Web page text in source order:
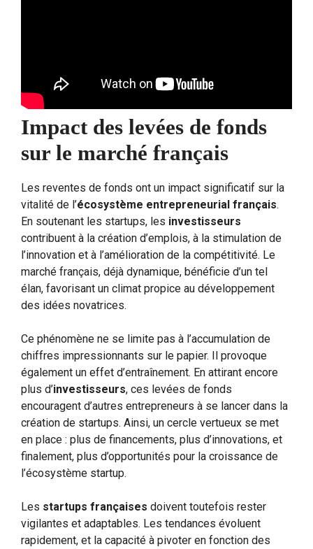
Impact des levées de fonds
sur le marché français
Les reventes de fonds ont un impact significatif sur la
vitalité de l’écosystème entrepreneurial français.
En soutenant les startups, les investisseurs
contribuent à la création d’emplois, à la stimulation de
l’innovation et à l’amélioration de la compétitivité. Le
marché français, déjà dynamique, bénéficie d’un tel
élan, favorisant un climat propice au développement
des idées novatrices.
Ce phénomène ne se limite pas à l’accumulation de
chiffres impressionnants sur le papier. Il provoque
également un effet d’entraînement. En attirant encore
plus d’investisseurs, ces levées de fonds
encouragent d’autres entrepreneurs à se lancer dans la
création de startups. Ainsi, un cercle vertueux se met
en place : plus de financements, plus d’innovations, et
finalement, plus d’opportunités pour la croissance de
l’écosystème startup.
Les startups françaises doivent toutefois rester
vigilantes et adaptables. Les tendances évoluent
rapidement, et la capacité à pivoter en fonction des